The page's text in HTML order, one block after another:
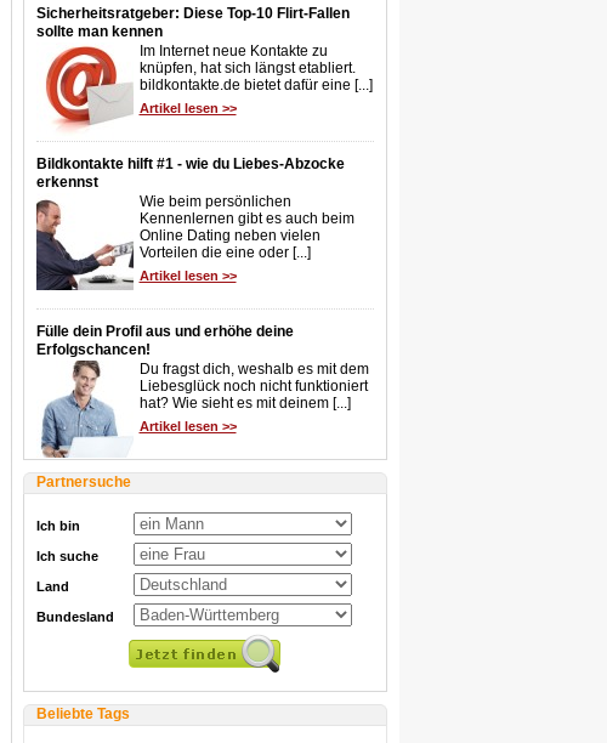
Sicherheitsratgeber: Diese Top-10 Flirt-Fallen
sollte man kennen
Im Internet neue Kontakte zu
knüpfen, hat sich längst etabliert.
bildkontakte.de bietet dafür eine [...]
Artikel lesen >>
Bildkontakte hilft #1 - wie du Liebes-Abzocke
erkennst
Wie beim persönlichen
Kennenlernen gibt es auch beim
Online Dating neben vielen
Vorteilen die eine oder [...]
Artikel lesen >>
Fülle dein Profil aus und erhöhe deine
Erfolgschancen!
Du fragst dich, weshalb es mit dem
Liebesglück noch nicht funktioniert
hat? Wie sieht es mit deinem [...]
Artikel lesen >>
Partnersuche
Ich bin
Ich suche
Land
Bundesland
Beliebte Tags